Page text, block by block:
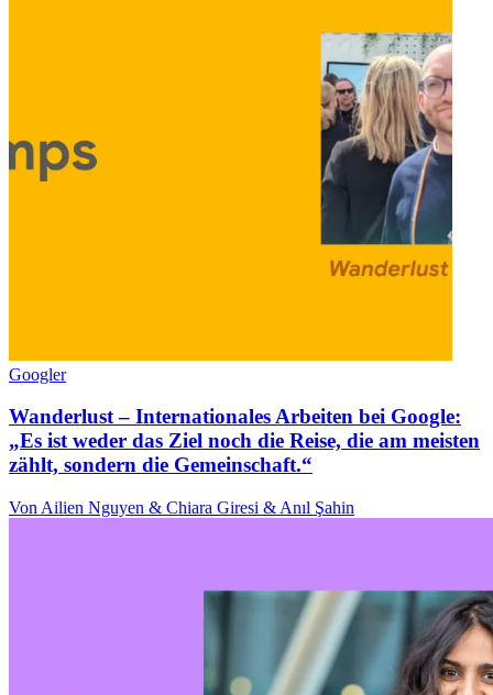
Googler
Wanderlust – Internationales Arbeiten bei Google:
„Es ist weder das Ziel noch die Reise, die am meisten
zählt, sondern die Gemeinschaft.“
Von Ailien Nguyen & Chiara Giresi & Anıl Şahin